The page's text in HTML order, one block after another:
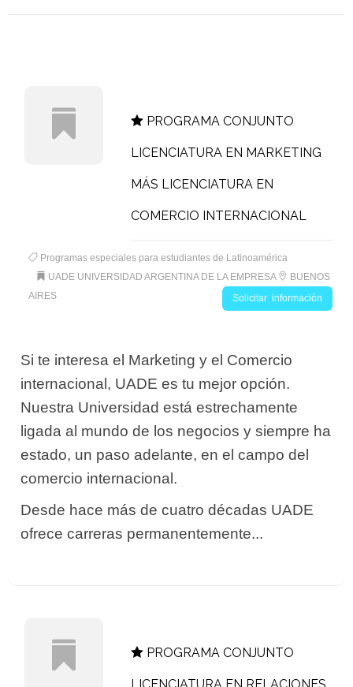
PROGRAMA CONJUNTO
LICENCIATURA EN MARKETING
MÁS LICENCIATURA EN
COMERCIO INTERNACIONAL
Programas especiales para estudiantes de Latinoamérica
UADE UNIVERSIDAD ARGENTINA DE LA EMPRESA
BUENOS
AIRES
Solicitar información
Si te interesa el Marketing y el Comercio
internacional, UADE es tu mejor opción.
Nuestra Universidad está estrechamente
ligada al mundo de los negocios y siempre ha
estado, un paso adelante, en el campo del
comercio internacional.
Desde hace más de cuatro décadas UADE
ofrece carreras permanentemente...
PROGRAMA CONJUNTO